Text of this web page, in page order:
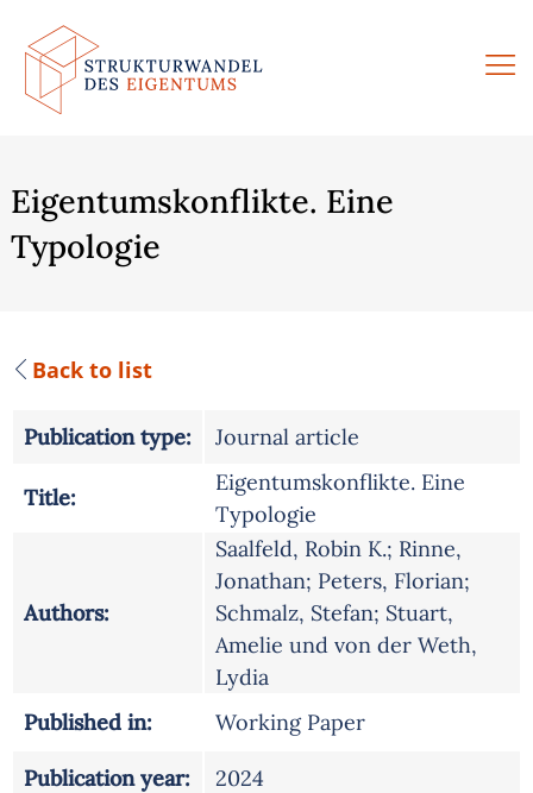
Skip
to
content
Eigentumskonflikte. Eine
Typologie
Back to list
Publication type: Journal article
Title:
Eigentumskonflikte. Eine
Typologie
Authors:
Saalfeld, Robin K.; Rinne,
Jonathan; Peters, Florian;
Schmalz, Stefan; Stuart,
Amelie und von der Weth,
Lydia
Published in:
Working Paper
Publication year: 2024